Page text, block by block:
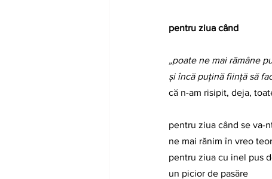
pentru ziua când
„poate ne mai rămâne
și încă puțină ființă să
că n-am risipit, deja,
pentru ziua când se va-
ne mai rănim în vreo
pentru ziua cu inel pus
un picior de pasăre